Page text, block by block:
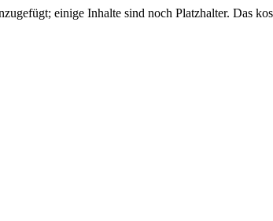
einige Inhalte sind noch Platzhalter. Das